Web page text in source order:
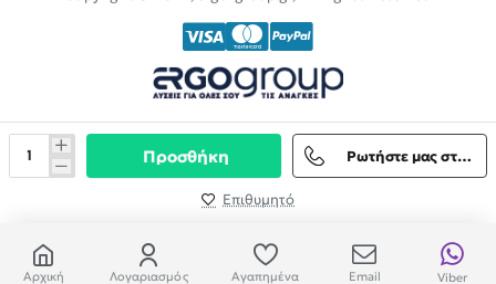
Αρχική Λογαριασμός Αγαπημένα Email Viber
Προσθήκη Ρωτήστε μας στο Viber
Επιθυμητό